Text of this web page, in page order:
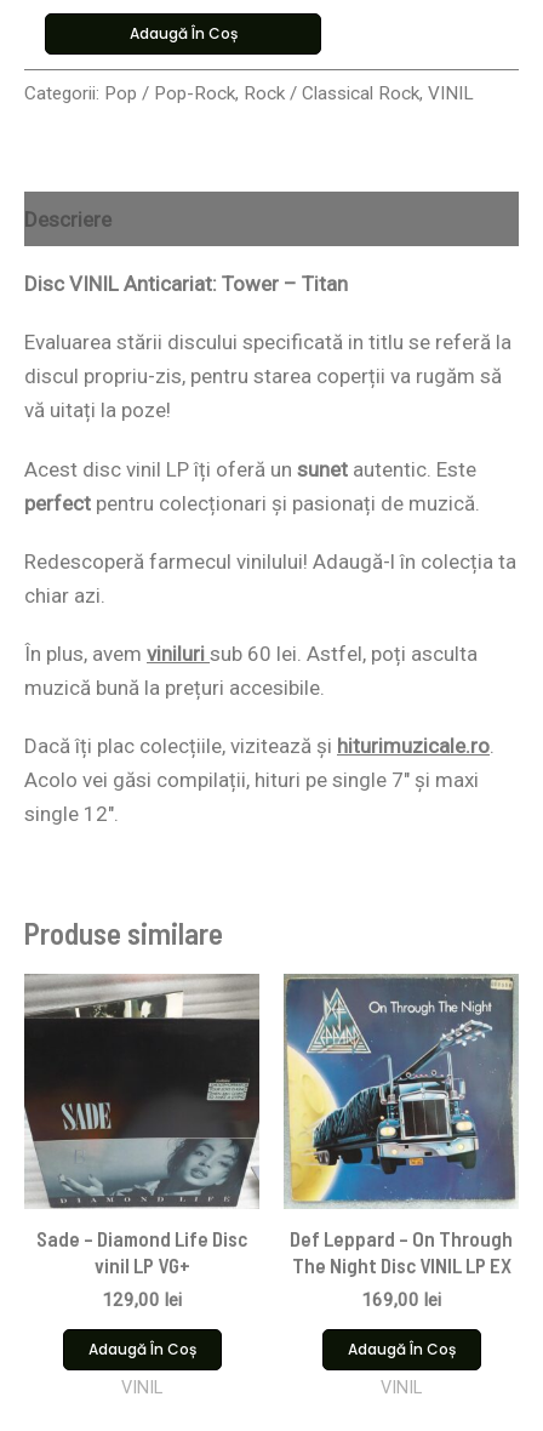
Adaugă În Coș
Categorii: Pop / Pop-Rock, Rock / Classical Rock, VINIL
Descriere
Disc VINIL Anticariat: Tower – Titan
Evaluarea stării discului specificată in titlu se referă la
discul propriu-zis, pentru starea coperții va rugăm să
vă uitați la poze!
Acest disc vinil LP îți oferă un sunet autentic. Este
perfect pentru colecționari și pasionați de muzică.
Redescoperă farmecul vinilului! Adaugă-l în colecția ta
chiar azi.
În plus, avem viniluri sub 60 lei. Astfel, poți asculta
muzică bună la prețuri accesibile.
Dacă îți plac colecțiile, vizitează și hiturimuzicale.ro.
Acolo vei găsi compilații, hituri pe single 7″ și maxi
single 12″.
Produse similare
Sade – Diamond Life Disc
vinil LP VG+
129,00 lei
Adaugă În Coș
VINIL
Def Leppard – On Through
The Night Disc VINIL LP EX
169,00 lei
Adaugă În Coș
VINIL